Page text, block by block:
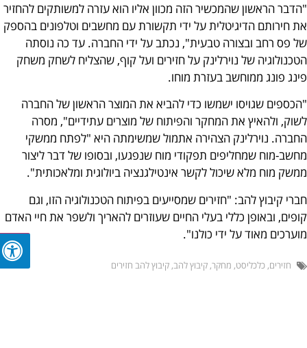
הראשון שהמכשיר הזה מכוון אליו הוא עזרה למשותקים להחזיר
חירותם הדיגיטלית על ידי תקשורת עם מחשבים וטלפונים בהספק
פס רחב ובצורה טבעית", נכתב על ידי החברה. עד כה נוסתה
של נוירלינק על חזירים ועל קוף, שהצליח לשחק משחק
פונג ממוחשב בעזרת מוחו.
שגויסו ישמשו כדי להביא את המוצר הראשון של החברה
ולהאיץ את המחקר והפיתוח של מוצרים עתידיים", מסרה
נוירלינק הצהירה אתמול שמשימתה היא "לפתח ממשקי
מוח שמחליפים תפקודי מוח שנפגעו, ובסופו של דבר ליצור
מוח מלא שיכול לקשר אינטילגנציה ביולוגית ומלאכותית".
קיבוץ להב: "חזירים שמסייעים בפיתוח הטכנולוגיה הזו, וגם
ובאופן כללי בעלי החיים שעוזרים להאריך ולשפר את חיי האדם
מאוד על ידי כולנו".
חזירים,כלכליסט,מחקר,קיבוץ להב,קיבוץ להב חזירים